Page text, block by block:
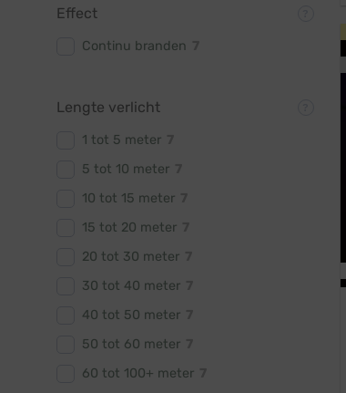
Effect
Continu branden
Lengte verlicht
1 tot 5 meter
5 tot 10 meter
10 tot 15 meter
15 tot 20 meter
20 tot 30 meter
30 tot 40 meter
40 tot 50 meter
50 tot 60 meter
60 tot 100+ meter